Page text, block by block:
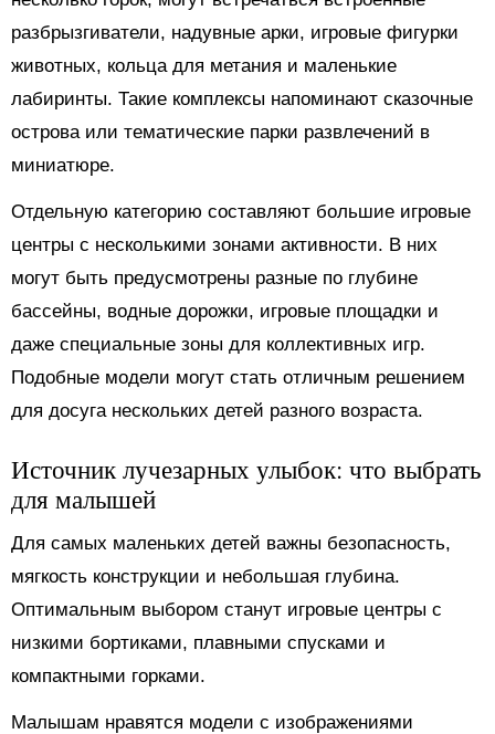
разбрызгиватели, надувные арки, игровые фигурки
животных, кольца для метания и маленькие
лабиринты. Такие комплексы напоминают сказочные
острова или тематические парки развлечений в
миниатюре.
Отдельную категорию составляют большие игровые
центры с несколькими зонами активности. В них
могут быть предусмотрены разные по глубине
бассейны, водные дорожки, игровые площадки и
даже специальные зоны для коллективных игр.
Подобные модели могут стать отличным решением
для досуга нескольких детей разного возраста.
Источник лучезарных улыбок: что выбрать
для малышей
Для самых маленьких детей важны безопасность,
мягкость конструкции и небольшая глубина.
Оптимальным выбором станут игровые центры с
низкими бортиками, плавными спусками и
компактными горками.
Малышам нравятся модели с изображениями